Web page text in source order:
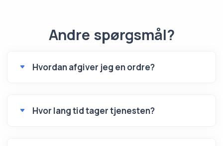
Andre spørgsmål?
Hvordan afgiver jeg en ordre?
Hvor lang tid tager tjenesten?